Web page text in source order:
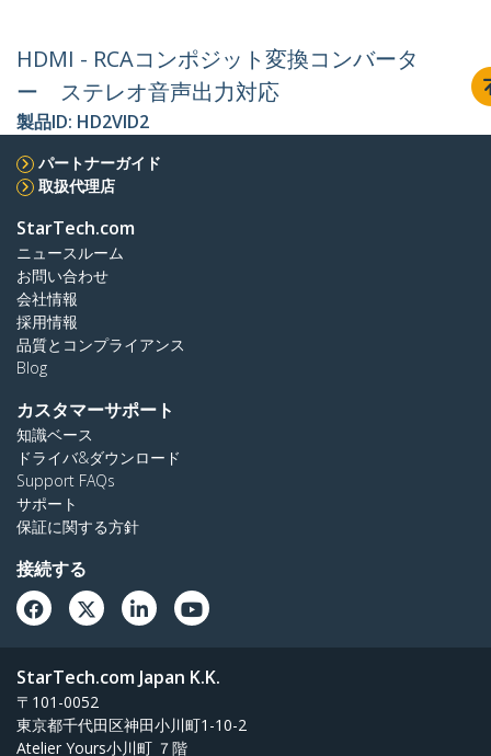
HDMI - RCAコンポジット変換コンバータ
ー ステレオ音声出力対応
製品ID: HD2VID2
パートナーガイド
取扱代理店
StarTech.com
ニュースルーム
お問い合わせ
会社情報
採用情報
品質とコンプライアンス
Blog
カスタマーサポート
知識ベース
ドライバ&ダウンロード
Support FAQs
サポート
保証に関する方針
接続する
StarTech.com Japan K.K.
〒101-0052
東京都千代田区神田小川町1-10-2
Atelier Yours小川町 ７階